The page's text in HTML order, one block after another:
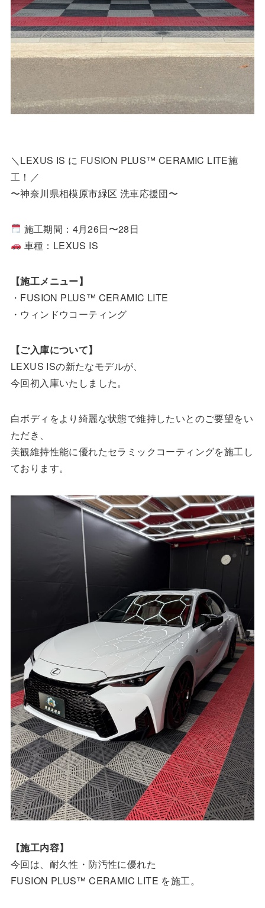
＼LEXUS IS に FUSION PLUS™ CERAMIC LITE施
工！／
〜神奈川県相模原市緑区 洗車応援団〜
施工期間：4月26日〜28日
車種：LEXUS IS
【施工メニュー】
・FUSION PLUS™ CERAMIC LITE
・ウィンドウコーティング
【ご入庫について】
LEXUS ISの新たなモデルが、
今回初入庫いたしました。
白ボディをより綺麗な状態で維持したいとのご要望をい
ただき、
美観維持性能に優れたセラミックコーティングを施工し
ております。
【施工内容】
今回は、耐久性・防汚性に優れた
FUSION PLUS™ CERAMIC LITE を施工。